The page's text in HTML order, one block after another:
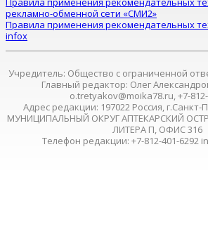
рекламно-обменной сети «СМИ2»
Правила применения рекомендательных
infox
Учредитель: Общество с ограниченной
Главный редактор: Олег
o.tretyakov@moika78.ru, +7-
Адрес редакции: 197022 Россия, г.Санкт-
МУНИЦИПАЛЬНЫЙ ОКРУГ АПТЕКАРСКИЙ
ЛИТЕРА П, ОФИС 316
Телефон редакции: +7-812-401-6292